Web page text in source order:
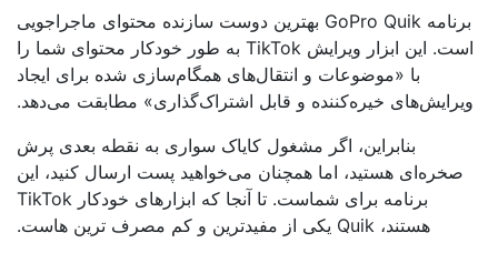
برنامه GoPro Quik بهترین دوست سازنده محتوای ماجراجویی
است. این ابزار ویرایش TikTok به طور خودکار محتوای شما را
با «موضوعات و انتقال‌های همگام‌سازی شده برای ایجاد
خیره‌کننده و قابل اشتراک‌گذاری» مطابقت می‌دهد.
بنابراین، اگر مشغول کایاک سواری به نقطه بعدی پرش
صخره‌ای هستید، اما همچنان می‌خواهید پست ارسال کنید، این
برنامه برای شماست. تا آنجا که ابزارهای خودکار TikTok
هستند، Quik یکی از مفیدترین و کم مصرف ترین هاست.